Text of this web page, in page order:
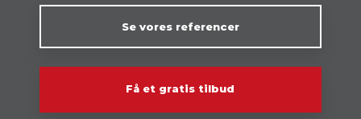
Se vores referencer
Få et gratis tilbud